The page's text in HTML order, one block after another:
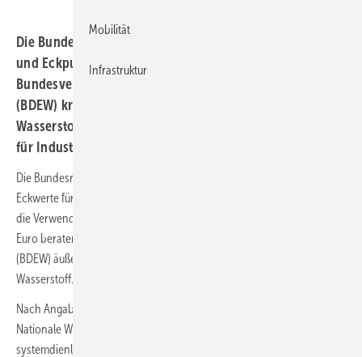
Die Bundesregierung hat den Haushaltsentwurf 2025
und Eckpunkte für 2026 beschlossen. Der
Bundesverband der Energie- und Wasserwirtschaft
(BDEW) kritisiert massive Kürzungen bei der
Wasserstoffförderung und warnt vor negativen Folgen
für Industrie und Standort.
Die Bundesregierung hat den Bundeshaushalt für 2025 sowie die
Eckwerte für das Haushaltsjahr 2026 beschlossen. Zudem wurde über
die Verwendung des Sondervermögens in Höhe von 500 Milliarden
Euro beraten. Der Bundesverband der Energie- und Wasserwirtschaft
(BDEW) äußert scharfe Kritik an den geplanten Kürzungen im Bereich
Wasserstoff.
Nach Angaben des BDEW wird die mittelfristige Finanzplanung für die
Nationale Wasserstoffstrategie auf ein Drittel reduziert. Fördermittel für
systemdienliche und Offshore-Elektrolyse seien im Haushaltsentwurf
Mobilität
Infrastruktur